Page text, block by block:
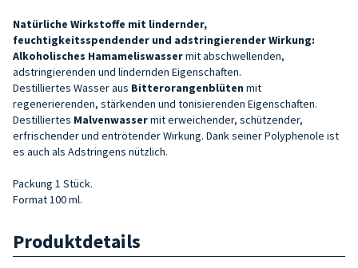
Natürliche Wirkstoffe mit lindernder,
feuchtigkeitsspendender und adstringierender Wirkung:
Alkoholisches Hamameliswassermit abschwellenden,
adstringierenden und lindernden Eigenschaften.
Destilliertes Wasser aus Bitterorangenblüten mit
regenerierenden, stärkenden und tonisierenden Eigenschaften.
Destilliertes Malvenwassermit erweichender, schützender,
erfrischender und entrötender Wirkung. Dank seiner Polyphenole ist
es auch als Adstringens nützlich.
Packung 1 Stück.
Format 100 ml.
Produktdetails